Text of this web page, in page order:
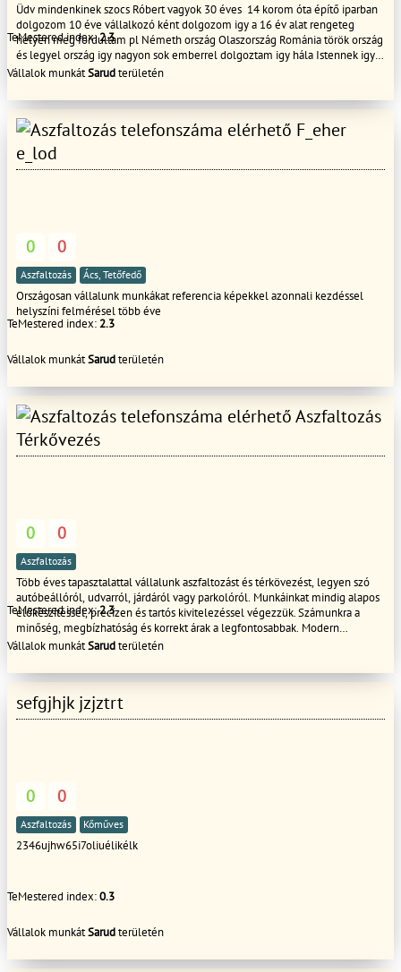
Üdv mindenkinek szocs Róbert vagyok 30 éves 14 korom óta építő iparban
dolgozom 10 éve vállalkozó ként dolgozom igy a 16 év alat rengeteg
helyen meg fordultam pl Németh ország Olaszország Románia török ország
és legyel ország igy nagyon sok emberrel dolgoztam igy hála Istennek igy
rengeteg tapasztalatot szereztem az építő iparban igy röviden és tömören
köszönöm hogy elolvasta és adjon rá esélyt bizonyitani nem fogja meg
bán!
TeMestered index:2.3
Vállalok munkátSarudterületén
F_eher
e_lod
0 0
Aszfaltozás Ács, Tetőfedő
Országosan vállalunk munkákat referencia képekkel azonnali kezdéssel
helyszíni felmérésel több éve
TeMestered index:2.3
Vállalok munkátSarudterületén
Aszfaltozás
Térkővezés
0 0
Aszfaltozás
Több éves tapasztalattal vállalunk aszfaltozást és térkövezést, legyen szó
autóbeállóról, udvarról, járdáról vagy parkolóról. Munkáinkat mindig alapos
előkészítéssel, precízen és tartós kivitelezéssel végezzük. Számunkra a
minőség, megbízhatóság és korrekt árak a legfontosabbak. Modern
gépparkkal dolgozunk, és minden megbízást a megrendelő igényeihez
megoldások 06307571550
TeMestered index:2.3
Vállalok munkátSarudterületén
sefgjhjk jzjztrt
0 0
Aszfaltozás Kőműves
2346ujhw65i7oliuélikélk
TeMestered index:0.3
Vállalok munkátSarudterületén